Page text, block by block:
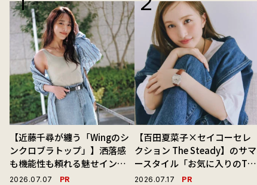
【近藤千尋が纏う「Wingのシ
ンクロブラトップ」】洒落感
も機能性も頼れる魅せインナ
ーで毎日を心地よくアプデ！
2026.07.07 PR
【百田夏菜子×セイコーセレ
クション The Steady】のサマ
ースタイル「お気に入りのTシ
ャツと最高の時計と。」
2026.07.17 PR